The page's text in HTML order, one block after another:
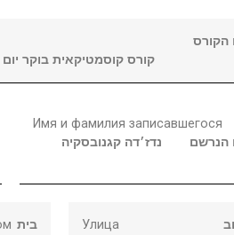
קורס קוסמטיקאית בוקר יום
Имя и фамилия записавшегося
הנרשם
נדז׳דה קגנובסקיה
בית
Улица